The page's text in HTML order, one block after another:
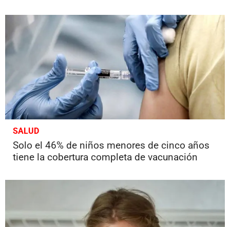
SALUD
Solo el 46% de niños menores de cinco años
tiene la cobertura completa de vacunación